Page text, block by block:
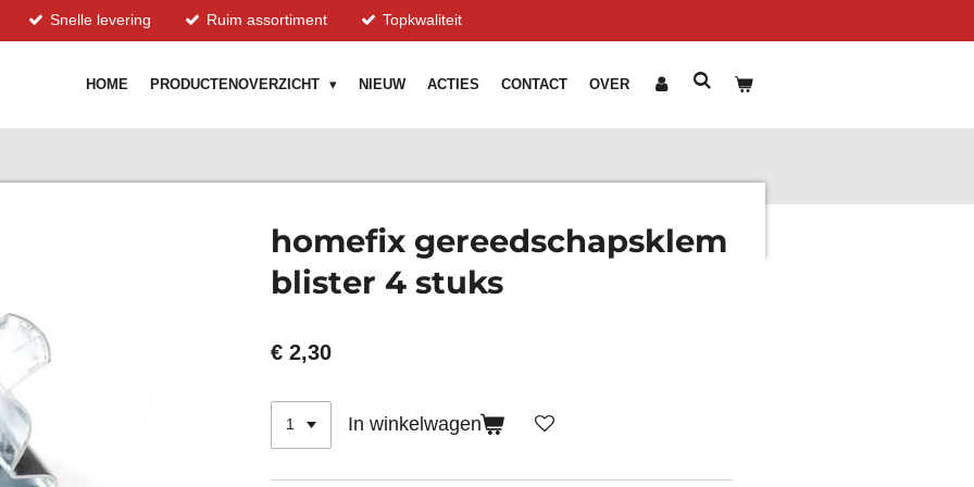
Snelle levering Ruim assortiment Topkwaliteit
HOME PRODUCTENOVERZICHT NIEUW ACTIES CONTACT OVER
homefix gereedschapsklem
blister 4 stuks
€ 2,30
In winkelwagen